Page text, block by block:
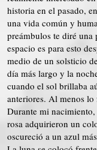
historia en el pasado,
una vida común y
preámbulos te diré una
espacio es para esto
medio de un solsticio
día más largo y la
cuando el sol brillaba
anteriores. Al menos lo
Durante mi
rosa adquirieron un
oscureció a un azul